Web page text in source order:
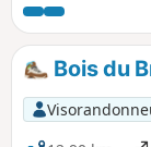
d'Aubigny, où se
majestueux.
pourrez
nombre
à la majestueuse
Aubrac aux
Bois du